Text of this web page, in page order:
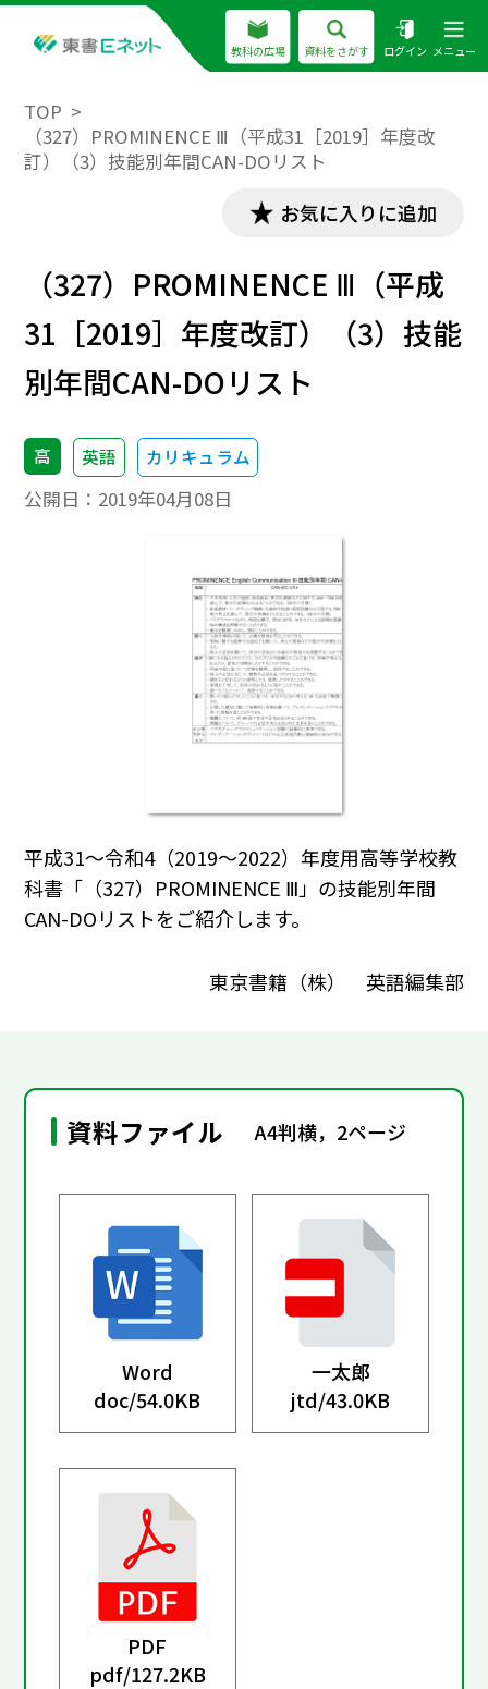
教科の広場 資料をさがす ログイン メニュー
TOP
（327）PROMINENCE Ⅲ（平成31［2019］年度改
訂）（3）技能別年間CAN-DOリスト
お気に入りに追加
（327）PROMINENCE Ⅲ（平成
31［2019］年度改訂）（3）技能
別年間CAN-DOリスト
高 英語 カリキュラム
公開日： 2019年04月08日
平成31～令和4（2019～2022）年度用高等学校教
科書「（327）PROMINENCE Ⅲ」の技能別年間
CAN-DOリストをご紹介します。
東京書籍（株） 英語編集部
資料ファイル A4判横，2ページ
Word
doc/54.0KB
一太郎
jtd/43.0KB
PDF
pdf/127.2KB